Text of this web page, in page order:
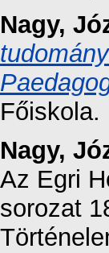
Nagy,
Főiskola.
Nagy,
Az Egri
sorozat